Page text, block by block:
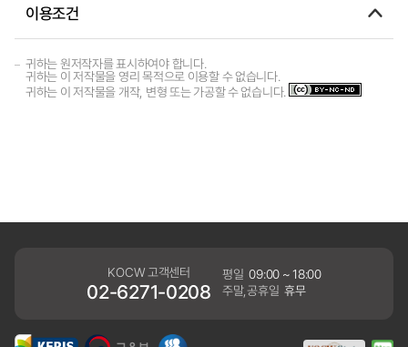
이용조건
귀하는 원저작자를 표시하여야 합니다.
귀하는 이 저작물을 영리 목적으로 이용할 수 없습니다.
귀하는 이 저작물을 개작, 변형 또는 가공할 수 없습니다.
KOCW 고객센터
02-6271-0208
평일 09:00 ~ 18:00
주말,공휴일 휴무